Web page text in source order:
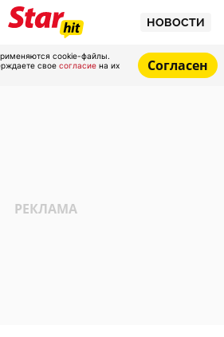
НОВОСТИ
cookie-файлы.
свое согласие на их
Согласен